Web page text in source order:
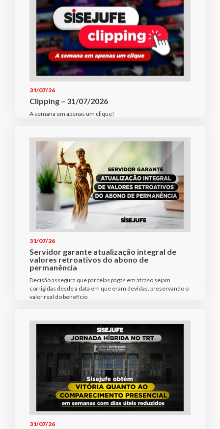
31/07/26
Clipping – 31/07/2026
A semana em apenas um clique!
31/07/26
Servidor garante atualização integral de
valores retroativos do abono de
permanência
Decisão assegura que parcelas pagas em atraso sejam
corrigidas desde a data em que eram devidas, preservando o
valor real do benefício
31/07/26